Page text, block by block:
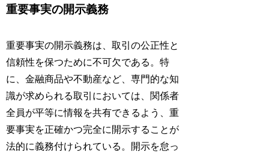
重要事実の開示義務
重要事実の開示義務は、取引の公正性と
信頼性を保つために不可欠である。特
に、金融商品や不動産など、専門的な知
識が求められる取引においては、関係者
全員が平等に情報を共有できるよう、重
要事実を正確かつ完全に開示することが
法的に義務付けられている。開示を怠っ